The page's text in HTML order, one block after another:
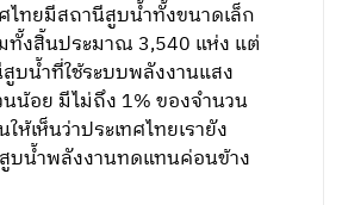
ไทยมีสถานีสูบน้ำทั้งขนาดเล็ก
ทั้งสิ้นประมาณ 3,540 แห่ง แต่
บน้ำที่ใช้ระบบพลังงานแสง
น้อย มีไม่ถึง 1% ของจำนวน
ห้เห็นว่าประเทศไทยเรายัง
บน้ำพลังงานทดแทนค่อนข้าง